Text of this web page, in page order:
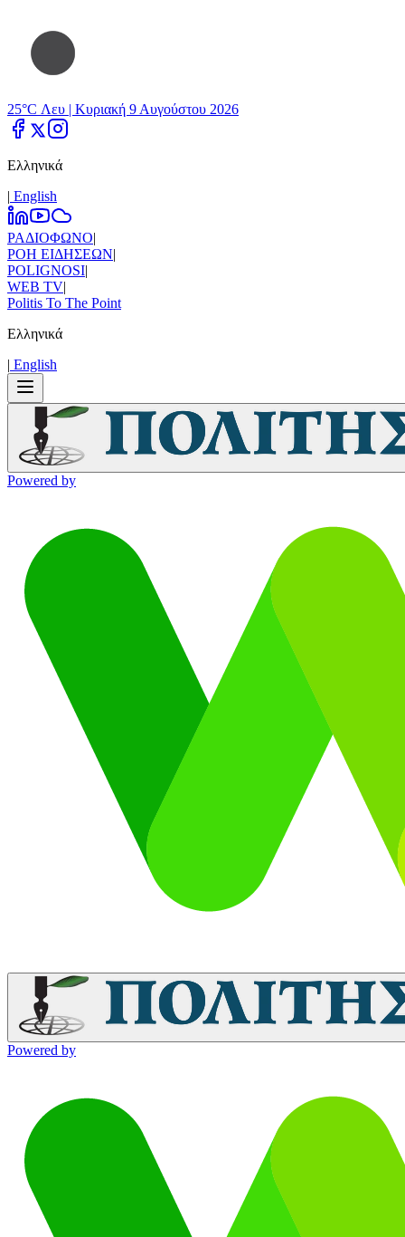
25°C Λευ | Κυριακή 9 Αυγούστου 2026
Ελληνικά
| Εnglish
ΡΑΔΙΟΦΩΝΟ|
ΡΟΗ ΕΙΔΗΣΕΩΝ|
POLIGNOSI|
WEB TV|
Politis To The Point
Ελληνικά
| Εnglish
Powered by
Powered by